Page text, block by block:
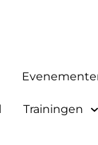
Trainingen